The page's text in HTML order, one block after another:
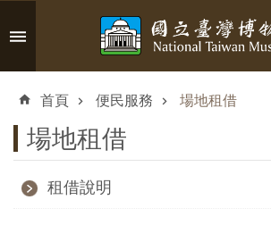
跳到主要內容區塊
搜
首頁 便民服務 場地租借
場地租借
租借說明